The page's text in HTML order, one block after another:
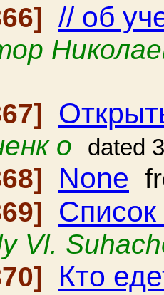
// об
о dated
None
Vl.
Кто